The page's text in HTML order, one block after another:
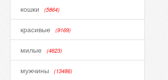
кошки (5864)
красивые (9169)
милые (4623)
мужчины (13486)